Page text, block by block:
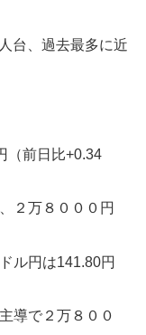
台、過去最多に近
（前日比+0.34
２万８０００円
ル円は141.80円
導で２万８００